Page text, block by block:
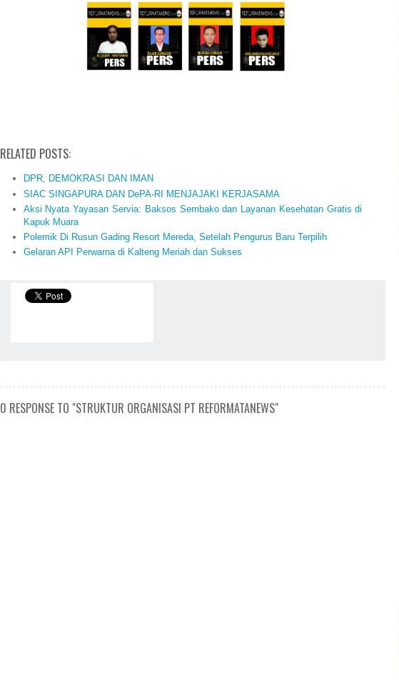
RELATED POSTS:
DPR, DEMOKRASI DAN IMAN
SIAC SINGAPURA DAN DePA-RI MENJAJAKI KERJASAMA
Aksi Nyata Yayasan Servia: Baksos Sembako dan Layanan Kesehatan Gratis di
Kapuk Muara
Polemik Di Rusun Gading Resort Mereda, Setelah Pengurus Baru Terpilih
Gelaran API Perwarna di Kalteng Meriah dan Sukses
0 RESPONSE TO "STRUKTUR ORGANISASI PT REFORMATANEWS"